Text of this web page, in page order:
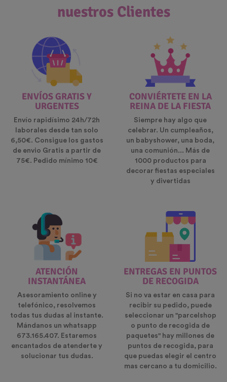
nuestros Clientes
ENVÍOS GRATIS Y
URGENTES
Envío rapidísimo 24h/72h
laborales desde tan solo
6,50€. Consigue los gastos
de envio Gratis a partir de
75€. Pedido mínimo 10€
CONVIÉRTETE EN LA
REINA DE LA FIESTA
Siempre hay algo que
celebrar. Un cumpleaños,
un babyshower, una boda,
una comunión... Más de
1000 productos para
decorar fiestas especiales
y divertidas
ATENCIÓN
INSTANTÁNEA
Asesoramiento online y
telefónico, resolvemos
todas tus dudas al instante.
Mándanos un whatsapp
673.165.407. Estaremos
encantados de atenderte y
solucionar tus dudas.
ENTREGAS EN PUNTOS
DE RECOGIDA
Si no va estar en casa para
recibir su pedido, puede
seleccionar un "parcelshop
o punto de recogida de
paquetes" hay millones de
puntos de recogida, para
que puedas elegir el centro
mas cercano a tu domicilio.